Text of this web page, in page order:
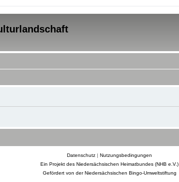
Datenschutz | Nutzungsbedingungen
Ein Projekt des Niedersächsischen Heimatbundes (NHB e.V.)
Gefördert von der Niedersächsischen Bingo-Umweltstiftung